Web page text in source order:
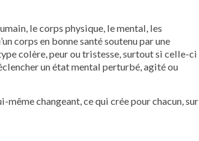
le corps physique, le mental, les
corps en bonne santé soutenu par une
colère, peur ou tristesse, surtout si celle-ci
un état mental perturbé, agité ou
même changeant, ce qui crée pour chacun, sur